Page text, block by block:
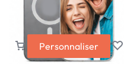
Personnaliser